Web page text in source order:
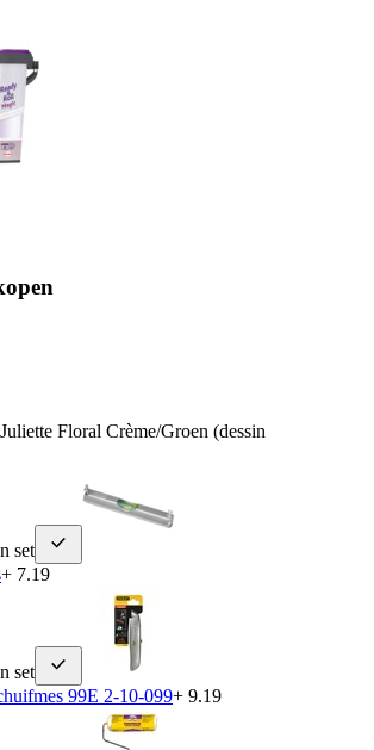
Floral Crème/Groen (dessin
set
+ 7.19
set
99E 2-10-099+ 9.19